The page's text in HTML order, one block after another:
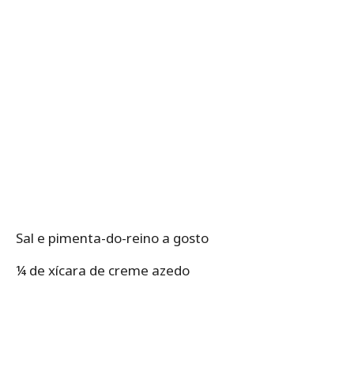
Sal e pimenta-do-reino a gosto
¼ de xícara de creme azedo